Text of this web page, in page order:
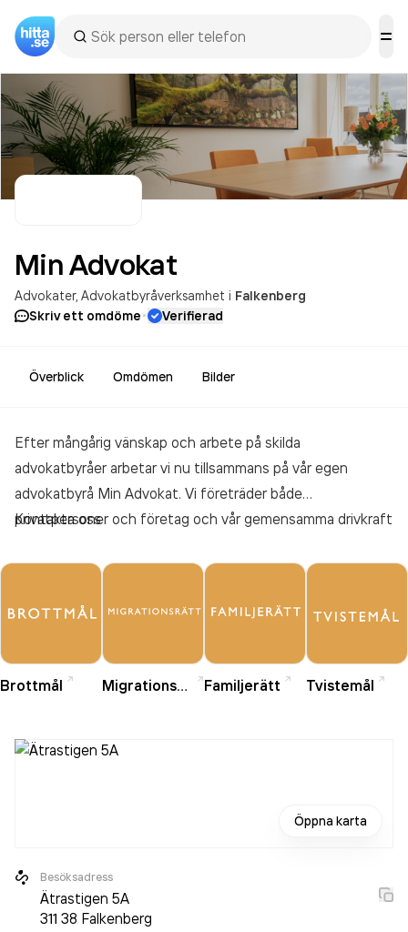
MinAdvokat
Advokater Advokatbyråverksamhet i Falkenberg
Skriv ett omdöme· Verifierad
Överblick Omdömen Bilder
Efter mångårig vänskap och arbete på skilda
advokatbyråer arbetar vi nu tillsammans på vår egen
advokatbyrå Min Advokat. Vi företräder både
privatpersoner och företag och vår gemensamma drivkraft
hjärtat av vår hemstad Halmstad.
Kontakta oss
Brottmål Migrationsrätt Familjerätt Tvistemål
Öppna karta
Besöksadress
Ätrastigen 5A
311 38 Falkenberg